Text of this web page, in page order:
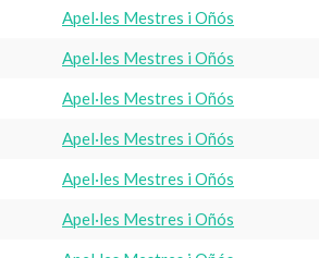
Apel·les Mestres i Oñós
Apel·les Mestres i Oñós
Apel·les Mestres i Oñós
Apel·les Mestres i Oñós
Apel·les Mestres i Oñós
Apel·les Mestres i Oñós